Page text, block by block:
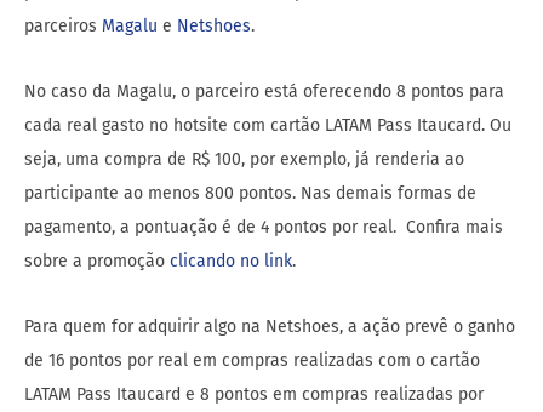
parceiros Magalu e Netshoes.
No caso da Magalu, o parceiro está oferecendo 8 pontos para
cada real gasto no hotsite com cartão LATAM Pass Itaucard. Ou
seja, uma compra de R$ 100, por exemplo, já renderia ao
participante ao menos 800 pontos. Nas demais formas de
pagamento, a pontuação é de 4 pontos por real. Confira mais
sobre a promoção clicando no link.
Para quem for adquirir algo na Netshoes, a ação prevê o ganho
de 16 pontos por real em compras realizadas com o cartão
LATAM Pass Itaucard e 8 pontos em compras realizadas por